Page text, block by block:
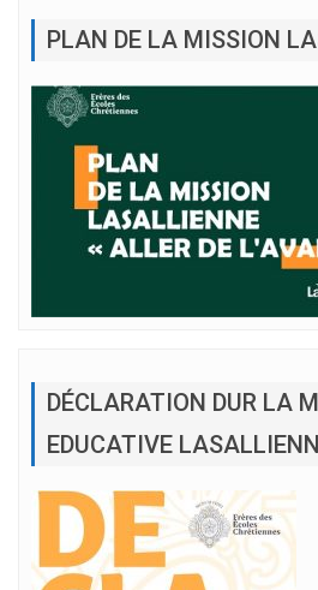
PLAN DE LA MISSION
DÉCLARATION DUR LA
EDUCATIVE